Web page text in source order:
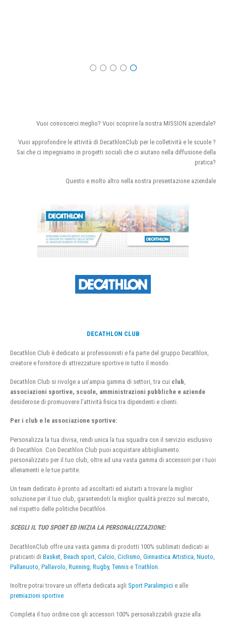
Vuoi conoscerci meglio? Vuoi scoprire la nostra MISSION aziendale?
Vuoi approfondire le attività di DecathlonClub per le colletività e le scuole ?
Sai che ci impegniamo in progetti sociali che ci aiutano nella diffusione della
pratica?
Questo e molto altro nella nostra presentazione aziendale
DECATHLON CLUB
Decathlon Club è dedicato ai professionisti e fa parte del gruppo Decathlon,
creatore e fornitore di attrezzature sportive in tutto il mondo.
Decathlon Club si rivolge a un’ampia gamma di settori, tra cui club
associazioni sportive, scuole, amministrazioni pubbliche e aziende
desiderose di promuovere l’attività fisica tra dipendenti e clienti.
Per i club e le associazione sportive:
Personalizza la tua divisa, rendi unica la tua squadra con il servizio esclusivo
di Decathlon. Con Decathlon Club puoi acquistare abbigliamento
personalizzato per il tuo club, oltre ad una vasta gamma di accessori per i tuoi
allenamenti e le tue partite.
Un team dedicato è pronto ad ascoltarti ed aiutarti a trovare la miglior
soluzione per il tuo club, garantendoti la miglior qualità prezzo sul mercato,
nel rispetto delle politiche Decathlon.
SCEGLI IL TUO SPORT ED INIZIA LA PERSONALIZZAZIONE:
DecathlonClub offre una vasta gamma di prodotti 100% sublimati dedicati ai
praticanti di Basket Beach sport Calcio Ciclismo Ginnastica Artistica Nuoto
Pallanuoto Pallavolo Running Rugby, Tennis e Triathlon
Inoltre potrai trovare un offerta dedicata agli Sport Paralimpici e alle
premiazioni sportive
Completa il tuo ordine con gli accessori 100% personalizzabili grazie alla